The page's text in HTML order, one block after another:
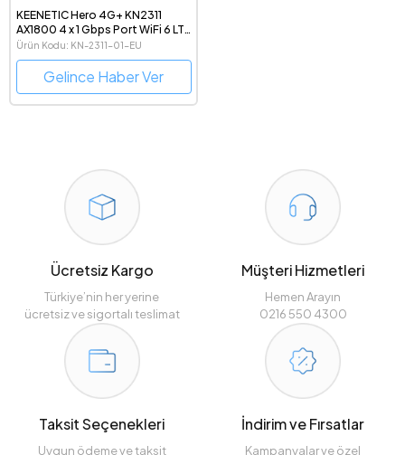
KEENETIC Hero 4G+ KN2311
AX1800 4 x 1 Gbps Port WiFi 6 LTE
Modem Router
Ürün Kodu: KN-2311-01-EU
Gelince Haber Ver
Ücretsiz Kargo
Türkiye’nin her yerine
ücretsiz ve sigortalı teslimat
Müşteri Hizmetleri
Hemen Arayın
0216 550 4300
Taksit Seçenekleri
Uygun ödeme ve taksit
İndirim ve Fırsatlar
Kampanyalar ve özel